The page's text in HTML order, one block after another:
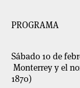
PROGRAMA
Sábado 10 de
Monterrey y el
1870)